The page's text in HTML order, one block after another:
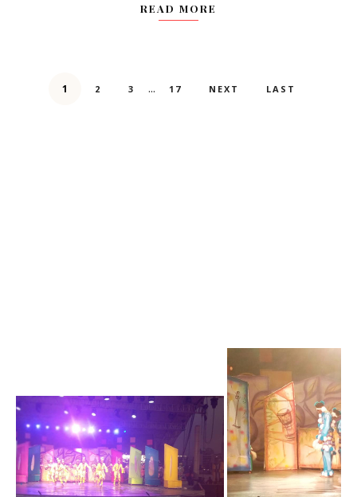
READ MORE
1 2 3 ... 17 NEXT LAST